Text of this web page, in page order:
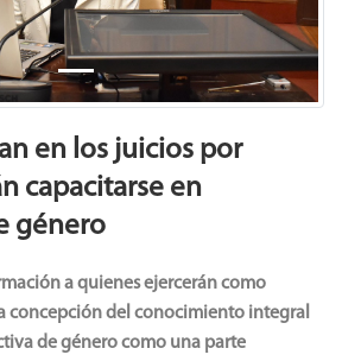
en los juicios por
capacitarse en
género
a quienes ejercerán como
concepción del conocimiento integral
de género como una parte